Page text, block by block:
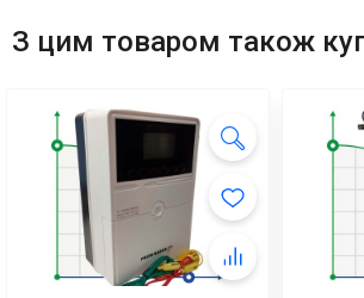
З цим товаром також